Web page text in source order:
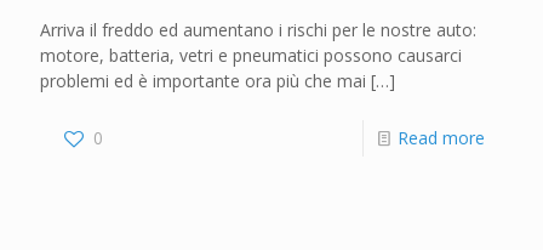
Arriva il freddo ed aumentano i rischi per le nostre auto:
motore, batteria, vetri e pneumatici possono causarci
problemi ed è importante ora più che mai […]
0 Read more